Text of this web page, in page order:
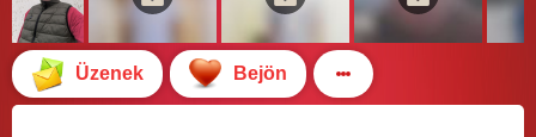
Üzenek Bejön